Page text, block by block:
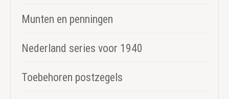
Munten en penningen
Nederland series voor 1940
Toebehoren postzegels